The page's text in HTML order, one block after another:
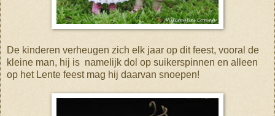
De kinderen verheugen zich elk jaar op dit feest, vooral de
kleine man, hij is namelijk dol op suikerspinnen en alleen
op het Lente feest mag hij daarvan snoepen!